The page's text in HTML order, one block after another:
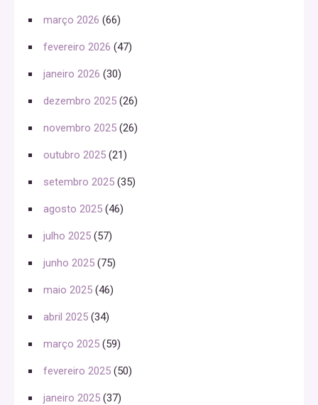
março 2026 (66)
fevereiro 2026 (47)
janeiro 2026 (30)
dezembro 2025 (26)
novembro 2025 (26)
outubro 2025 (21)
setembro 2025 (35)
agosto 2025 (46)
julho 2025 (57)
junho 2025 (75)
maio 2025 (46)
abril 2025 (34)
março 2025 (59)
fevereiro 2025 (50)
janeiro 2025 (37)